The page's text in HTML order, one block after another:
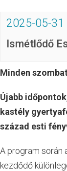
2025-05-31
Ismétlődő
Minden
Újabb
kastély
század esti
A program során
kezdődő